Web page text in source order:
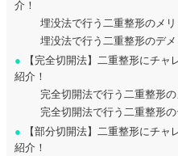
介！
埋没法で行う二重整形のメリ
埋没法で行う二重整形のデメ
● 【完全切開法】二重整形にチ
紹介！
完全切開法で行う二重整形の
完全切開法で行う二重整形
● 【部分切開法】二重整形にチ
紹介！